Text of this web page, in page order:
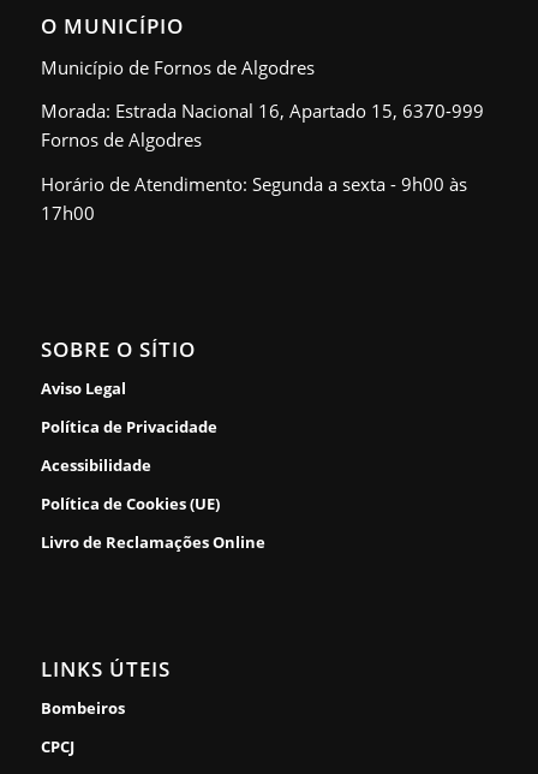
O MUNICÍPIO
Município de Fornos de Algodres
Morada: Estrada Nacional 16, Apartado 15, 6370-999
Fornos de Algodres
Horário de Atendimento: Segunda a sexta - 9h00 às
17h00
SOBRE O SÍTIO
Aviso Legal
Política de Privacidade
Acessibilidade
Política de Cookies (UE)
Livro de Reclamações Online
LINKS ÚTEIS
Bombeiros
CPCJ